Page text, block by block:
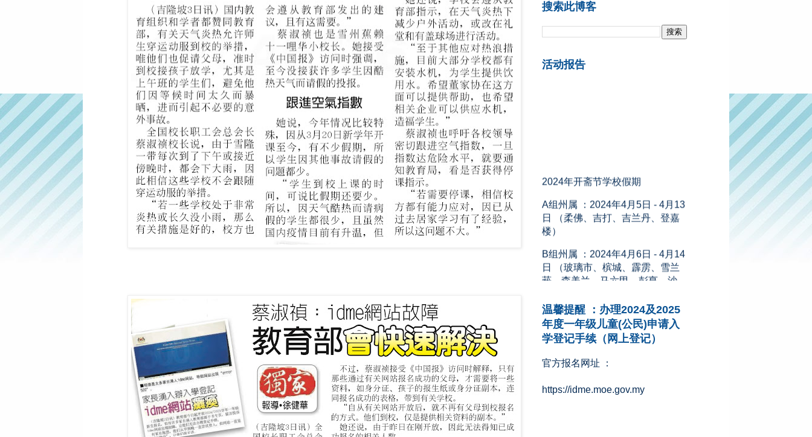
搜索此博客
活动报告
A组州属 ：2024年4月5日 - 4月13
楼）
B组州属 ：2024年4月6日 - 4月14
莪、森美兰、马六甲、彭亨、沙
巴、砂拉越、吉隆坡、纳闽和布
城）
新闻来源：星洲网 (08.11.2023)
温馨提醒 ：办理2024及2025
年度一年级儿童(公民)申请入
学登记手续（网上登记）
官方报名网址 ：
https://idme.moe.gov.my